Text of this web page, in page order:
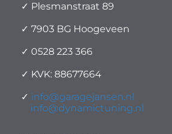
✓ Plesmanstraat 89
✓ 7903 BG Hoogeveen
✓ 0528 223 366
✓ KVK: 88677664
✓ info@garagejansen.nl
info@dynamictuning.nl